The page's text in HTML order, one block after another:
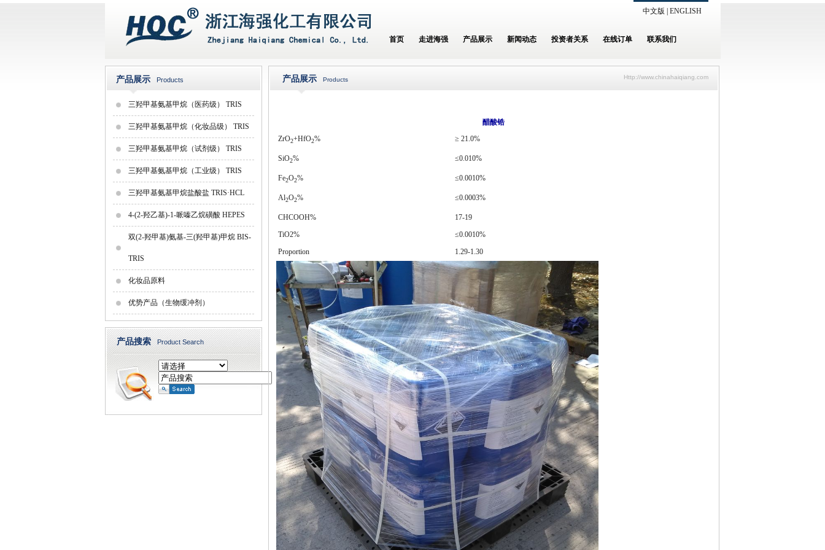
中文版 ENGLISH
首页 走进海强 产品展示 新闻动态 投资者关系 在线订单 联系我们
产品展示 Products
三羟甲基氨基甲烷（医药级） TRIS
三羟甲基氨基甲烷（化妆品级） TRIS
三羟甲基氨基甲烷（试剂级） TRIS
三羟甲基氨基甲烷（工业级） TRIS
三羟甲基氨基甲烷盐酸盐 TRIS·HCL
4-(2-羟乙基)-1-哌嗪乙烷磺酸 HEPES
双(2-羟甲基)氨基-三(羟甲基)甲烷 BIS-
TRIS
化妆品原料
优势产品（生物缓冲剂）
产品搜索 Product Search
Http://www.chinahaiqiang.com
产品展示 Products
醋酸锆
ZrO2+HfO2% ≥ 21.0%
SiO2% ≤0.010%
Fe2O2% ≤0.0010%
Al2O2% ≤0.0003%
CHCOOH%
17-19
TiO2%
≤0.0010%
Proportion
1.29-1.30